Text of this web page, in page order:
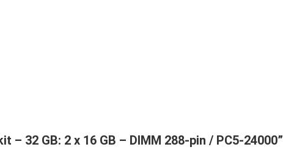
– 32 GB: 2 x 16 GB – DIMM 288-pin / PC5-24000”